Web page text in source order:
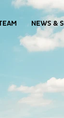
NEWS &